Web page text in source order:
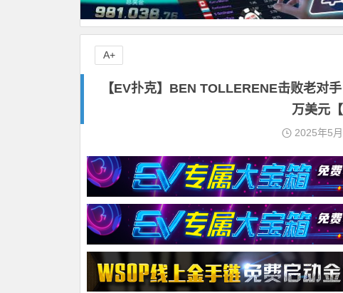
【EV扑克】BEN TOLLERENE击败老对
万美元
2025年5月
A+